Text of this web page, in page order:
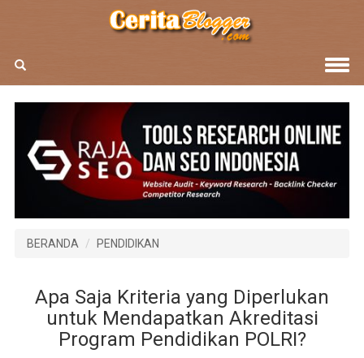
BERANDA PENDIDIKAN
Apa Saja Kriteria yang Diperlukan
untuk Mendapatkan Akreditasi
Program Pendidikan POLRI?